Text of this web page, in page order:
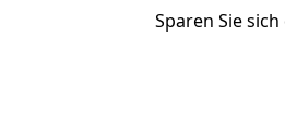
Sparen Sie